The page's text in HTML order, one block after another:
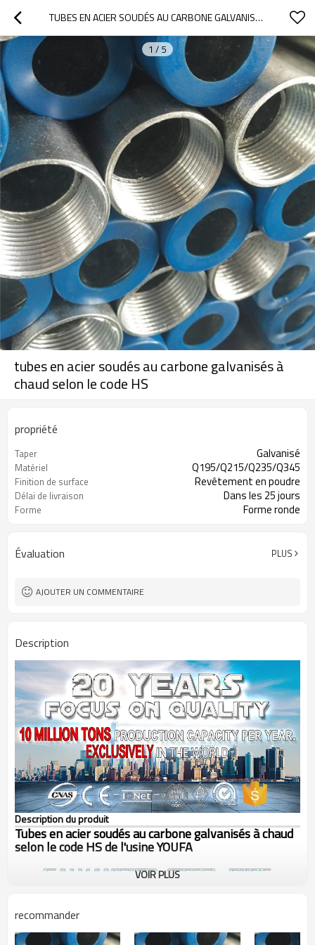
TUBES EN ACIER SOUDÉS AU CARBONE GALVANISÉS À CHAUD SELON LE CODE HS
1 / 5
tubes en acier soudés au carbone galvanisés à
chaud selon le code HS
propriété
Taper Galvanisé
Matériel Q195/Q215/Q235/Q345
Finition de surface Revêtement en poudre
Délai de livraison Dans les 25 jours
Forme Forme ronde
Évaluation PLUS
AJOUTER UN COMMENTAIRE
Description
Description du produit
Tubes en acier soudés au carbone galvanisés à chaud
selon le code HS de l'usine YOUFA
VOIR PLUS
recommander